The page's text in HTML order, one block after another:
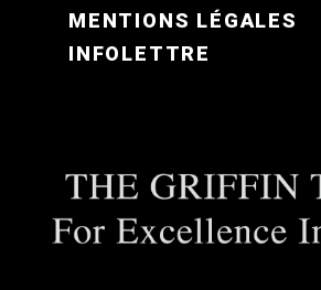
MENTIONS LÉGALES
INFOLETTRE